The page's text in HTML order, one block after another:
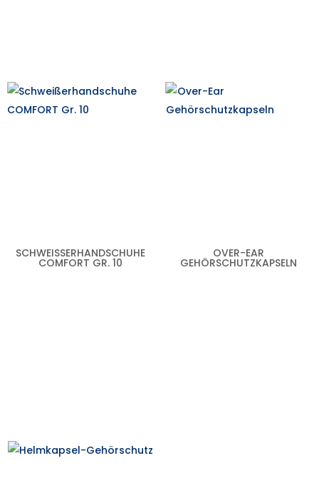
SCHWEISSERHANDSCHUHE C
OMFORT GR. 10
OVER-EAR
GEHÖRSCHUTZKAPSELN